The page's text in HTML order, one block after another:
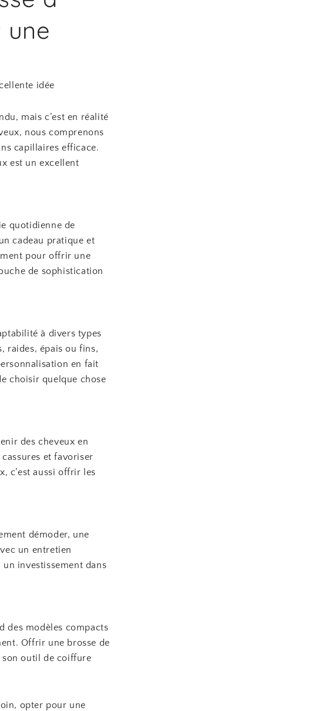
une
idée
mais c’est en réalité
nous comprenons
capillaires efficace.
est un excellent
quotidienne de
cadeau pratique et
pour offrir une
de sophistication
à divers types
raides, épais ou fins,
en fait
choisir quelque chose
des cheveux en
et favoriser
c’est aussi offrir les
démoder, une
un entretien
investissement dans
des modèles compacts
Offrir une brosse de
outil de coiffure
opter pour une